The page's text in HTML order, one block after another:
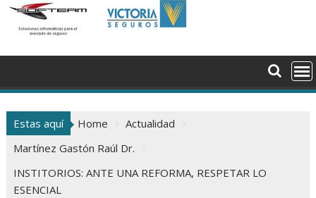
Estas aquí Home
Actualidad
Martínez Gastón Raúl Dr.
INSTITORIOS: ANTE UNA REFORMA, RESPETAR LO
ESENCIAL